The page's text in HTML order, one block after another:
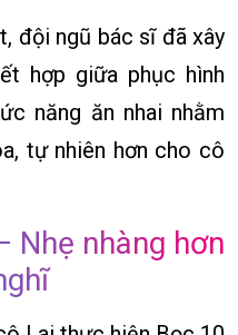
đội ngũ bác sĩ đã xây
hợp giữa phục hình
năng ăn nhai nhằm
tự nhiên hơn cho cô
Nhẹ nhàng hơn